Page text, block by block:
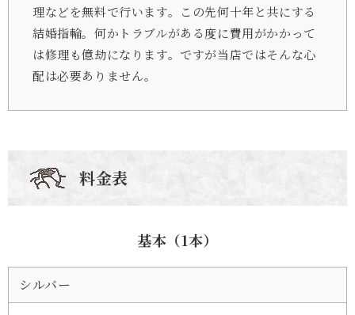
理などを無料で行います。この先何十年と共にする
結婚指輪。何かトラブルがある度に費用がかかって
は修理も億劫になります。ですが当店ではそんな心
配は必要ありません。
料金表
基本（1本）
シルバー